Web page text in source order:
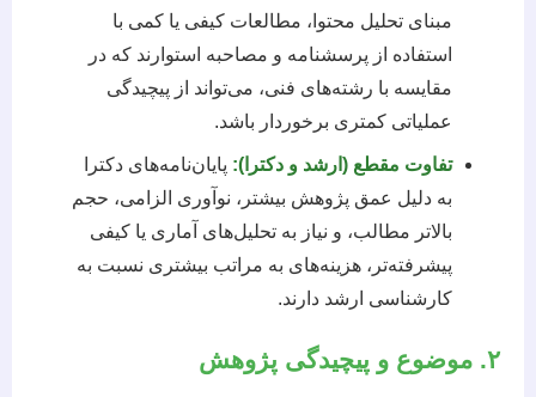
مبنای تحلیل محتوا، مطالعات کیفی یا کمی با
استفاده از پرسشنامه و مصاحبه استوارند که در
مقایسه با رشته‌های فنی، می‌تواند از پیچیدگی
عملیاتی کمتری برخوردار باشد.
تفاوت مقطع (ارشد و دکترا): پایان‌نامه‌های دکترا
به دلیل عمق پژوهش بیشتر، نوآوری الزامی، حجم
بالاتر مطالب، و نیاز به تحلیل‌های آماری یا کیفی
پیشرفته‌تر، هزینه‌های به مراتب بیشتری نسبت به
کارشناسی ارشد دارند.
۲. موضوع و پیچیدگی پژوهش